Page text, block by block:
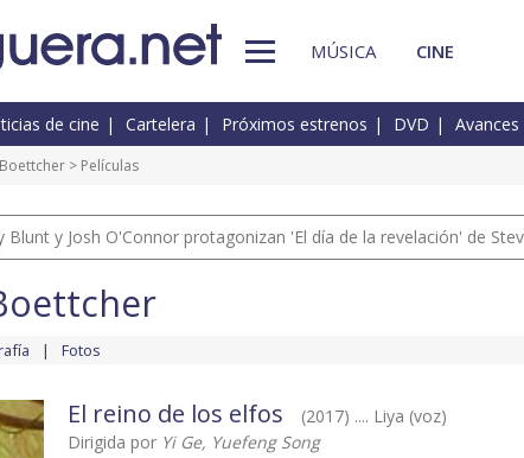
MÚSICA CINE
de cine Cartelera Próximos estrenos DVD Avances
> Películas
Blunt y Josh O'Connor protagonizan 'El día de la revelación' de
Fotos
El reino de los elfos
(2017) .... Liya (voz)
Dirigida por Yi Ge, Yuefeng Song